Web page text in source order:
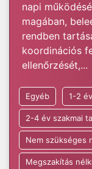
napi
magában,
rendben
koordinációs
ellenőrzését,...
Egyéb 1-2
2-4 év szakmai
Nem szükséges
Megszakítás